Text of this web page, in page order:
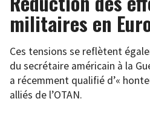
militaires en
Ces tensions se reflètent
du secrétaire américain à la
a récemment qualifié d’«
alliés de l’OTAN.